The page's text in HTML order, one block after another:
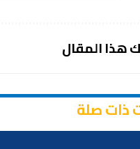
هذا المقال
ذات صلة